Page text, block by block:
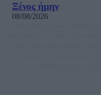
Ξένος ήμην
08/08/2026